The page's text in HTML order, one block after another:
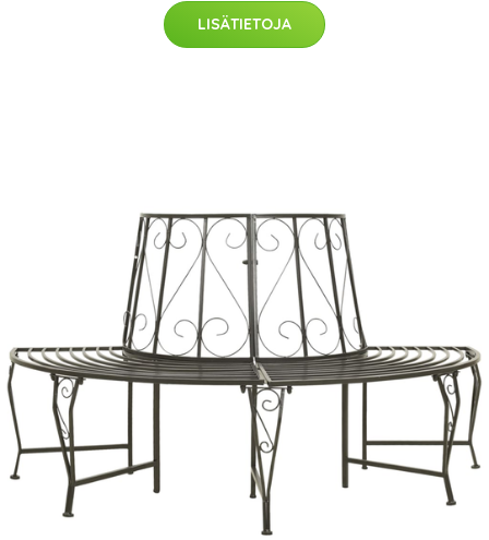
LISÄTIETOJA